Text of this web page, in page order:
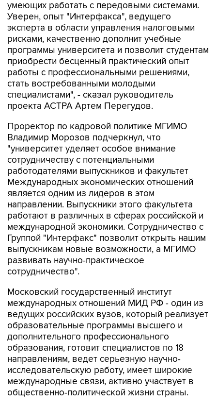
умеющих работать с передовыми системами.
Уверен, опыт "Интерфакса", ведущего
эксперта в области управления налоговыми
рисками, качественно дополнит учебные
программы университета и позволит студентам
приобрести бесценный практический опыт
работы с профессиональными решениями,
стать востребованными молодыми
специалистами", - сказал руководитель
проекта АСТРА Артем Перегудов.
Проректор по кадровой политике МГИМО
Владимир Морозов подчеркнул, что
"университет уделяет особое внимание
сотрудничеству с потенциальными
работодателями выпускников и факультет
Международных экономических отношений
является одним из лидеров в этом
направлении. Выпускники этого факультета
работают в различных в сферах российской и
международной экономики. Сотрудничество с
Группой "Интерфакс" позволит открыть нашим
выпускникам новые возможности, а МГИМО
развивать научно-практическое
сотрудничество".
Московский государственный институт
международных отношений МИД РФ - один из
ведущих российских вузов, который реализует
образовательные программы высшего и
дополнительного профессионального
образования, готовит специалистов по 18
направлениям, ведет серьезную научно-
исследовательскую работу, имеет широкие
международные связи, активно участвует в
общественно-политической жизни страны.